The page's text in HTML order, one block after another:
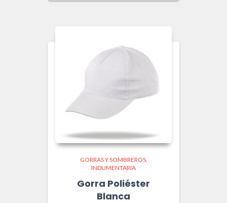
GORRAS Y SOMBREROS
INDUMENTARIA
Gorra Poliéster
Blanca